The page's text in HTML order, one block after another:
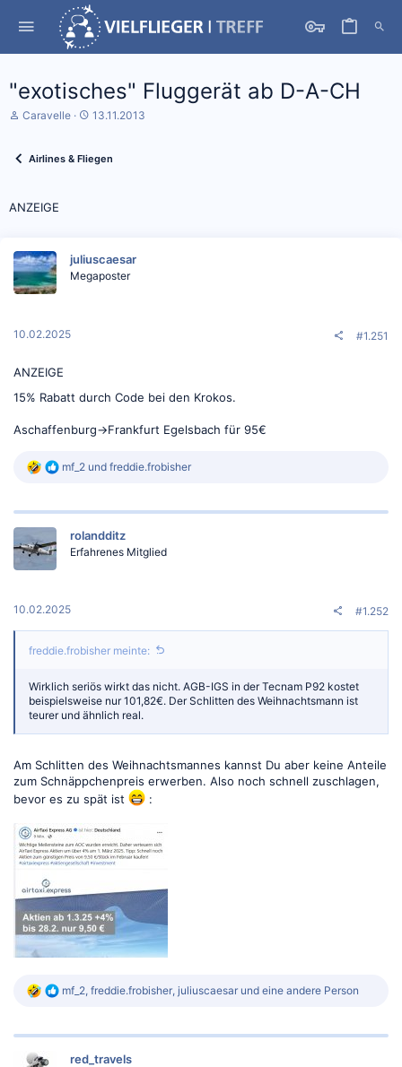
"exotisches" Fluggerät ab D-A-CH
S
r
*
Caravelle
D
u
13.11.2013
Airlines & Fliegen
ANZEIGE
juliuscaesar
Megaposter
10.02.2025 #1.251
ANZEIGE
15% Rabatt durch Code bei den Krokos.
Aschaffenburg->Frankfurt Egelsbach für 95€
R
k
:
mf_2 und freddie.frobisher
rolandditz
Erfahrenes Mitglied
10.02.2025 #1.252
freddie.frobisher meinte:
Wirklich seriös wirkt das nicht. AGB-IGS in der Tecnam P92 kostet
beispielsweise nur 101,82€. Der Schlitten des Weihnachtsmann ist
teurer und ähnlich real.
Am Schlitten des Weihnachtsmannes kannst Du aber keine Anteile
zum Schnäppchenpreis erwerben. Also noch schnell zuschlagen,
bevor es zu spät ist
:
R
k
mf_2, freddie.frobisher, juliuscaesar und eine andere Person
red_travels